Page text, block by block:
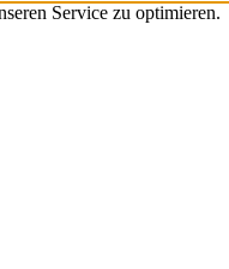
Service zu optimieren.